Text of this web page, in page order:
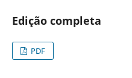
Edição completa
PDF